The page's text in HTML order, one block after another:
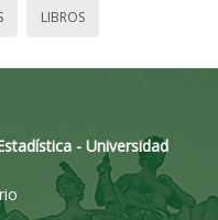
LIBROS
- Universidad